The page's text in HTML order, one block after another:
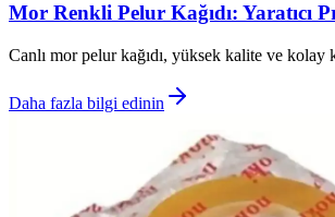
Mor Renkli Pelur Kağıdı: Yaratıcı
Canlı mor pelur kağıdı, yüksek kalite ve kolay
Daha fazla bilgi edinin